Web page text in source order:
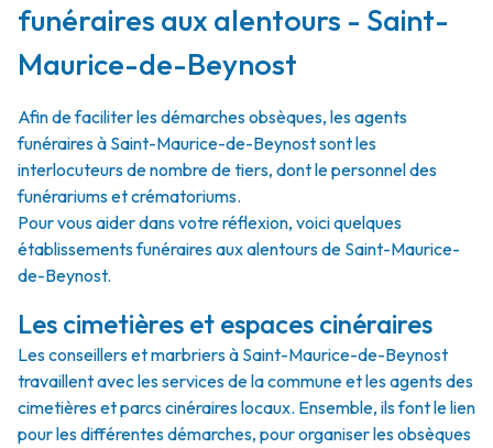
funéraires aux alentours - Saint-
Maurice-de-Beynost
Afin de faciliter les démarches obsèques, les agents
funéraires à Saint-Maurice-de-Beynost sont les
interlocuteurs de nombre de tiers, dont le personnel des
funérariums et crématoriums.
Pour vous aider dans votre réflexion, voici quelques
établissements funéraires aux alentours de Saint-Maurice-
de-Beynost.
Les cimetières et espaces cinéraires
Les conseillers et marbriers à Saint-Maurice-de-Beynost
travaillent avec les services de la commune et les agents des
cimetières et parcs cinéraires locaux. Ensemble, ils font le lien
pour les différentes démarches, pour organiser les obsèques